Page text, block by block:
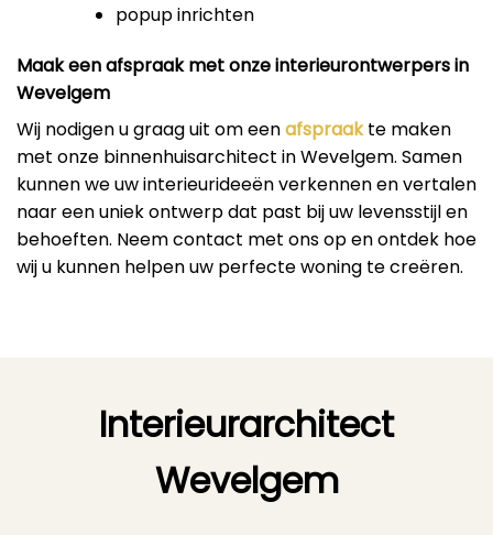
popup inrichten
Maak een afspraak met onze interieurontwerpers in
Wevelgem
Wij nodigen u graag uit om eenafspraakte maken
met onze binnenhuisarchitect in Wevelgem. Samen
kunnen we uw interieurideeën verkennen en vertalen
naar een uniek ontwerp dat past bij uw levensstijl en
behoeften. Neem contact met ons op en ontdek hoe
wij u kunnen helpen uw perfecte woning te creëren.
Interieurarchitect
Wevelgem